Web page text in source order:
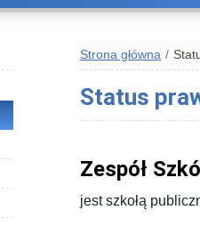
Strona główna
Status
Zespół
jest szkołą